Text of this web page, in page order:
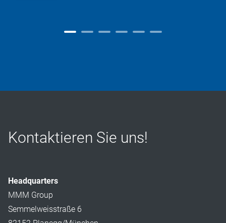
Kontaktieren Sie uns!
Headquarters
MMM Group
Semmelweisstraße 6